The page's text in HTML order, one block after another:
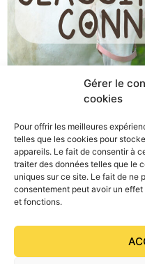
Gérer le
cookies
Pour offrir les meilleures
telles que les cookies pour
appareils. Le fait de consentir à
traiter des données telles que le
uniques sur ce site. Le fait de ne
consentement peut avoir un
et fonctions.
de Circée dans le
engagements pour la
ouverts jusqu’au 2 avril